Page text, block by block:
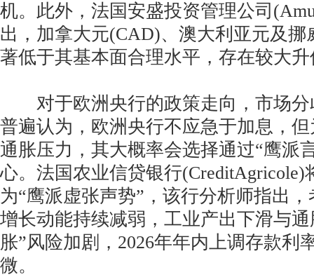
机。此外，法国安盛投资管理公司
出，加拿大元(CAD)、澳大利亚元及挪
著低于其基本面合理水平，存在较大
对于欧洲央行的政策走向，市场分
普遍认为，欧洲央行不应急于加息，
通胀压力，其大概率会选择通过“鹰派
心。法国农业信贷银行(CreditAgricole)
为“鹰派虚张声势”，该行分析师指出
增长动能持续减弱，工业产出下滑与
胀”风险加剧，2026年年内上调存款利
微。